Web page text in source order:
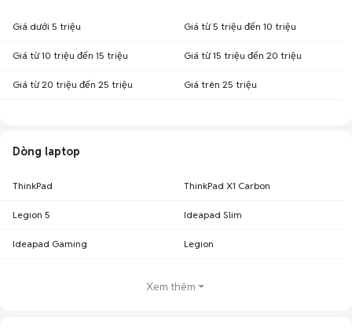
Giá dưới 5 triệu Giá từ 5 triệu đến 10 triệu
Giá từ 10 triệu đến 15 triệu Giá từ 15 triệu đến 20 triệu
Giá từ 20 triệu đến 25 triệu Giá trên 25 triệu
Dòng laptop
ThinkPad ThinkPad X1 Carbon
Legion 5 Ideapad Slim
Ideapad Gaming Legion
Xem thêm